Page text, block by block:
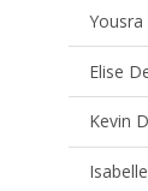
Yousra
Elise
Kevin